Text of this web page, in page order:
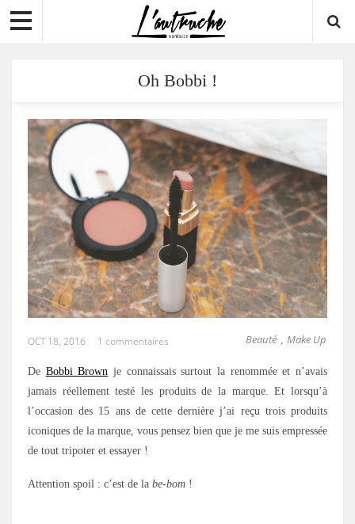
Oh Bobbi !
Beauté Make Up
OCT 18, 2016 1 commentaires
De Bobbi Brown je connaissais surtout la renommée et n’avais
jamais réellement testé les produits de la marque. Et lorsqu’à
l’occasion des 15 ans de cette dernière j’ai reçu trois produits
iconiques de la marque, vous pensez bien que je me suis empressée
de tout tripoter et essayer !
Attention spoil : c’est de la be-bom !